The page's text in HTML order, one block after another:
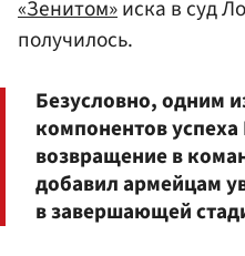
«Зенитом»иска в суд
получилось.
Безусловно, одним
компонентов
возвращение в
добавил армейцам
в завершающей